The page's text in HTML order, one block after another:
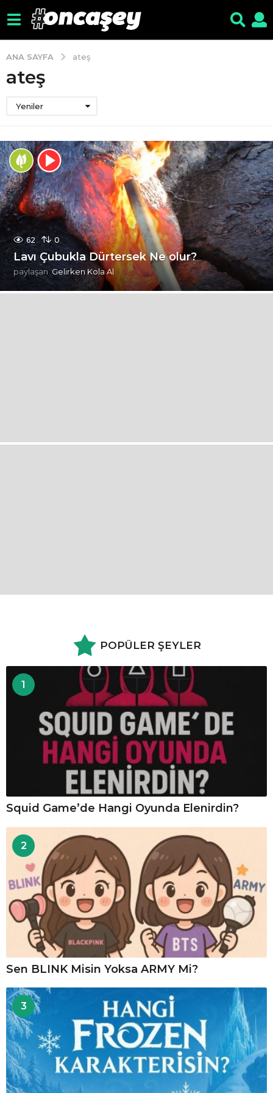
ANA SAYFA ateş
ateş
Yeniler
62 0
Lavı Çubukla Dürtersek Ne olur?
paylaşan Gelirken Kola Al
POPÜLER ŞEYLER
1
Squid Game’de Hangi Oyunda Elenirdin?
2
Sen BLINK Misin Yoksa ARMY Mi?
3